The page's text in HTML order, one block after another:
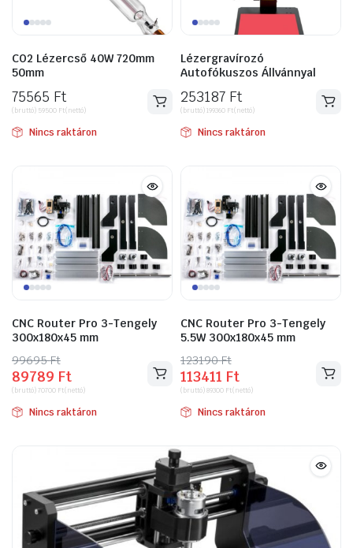
CO2 Lézercső 40W 720mm
50mm
75565 Ft
(bruttó) 59500 Ft(nettó)
Nincs raktáron
Lézergravírozó
Autofókuszos Állvánnyal
253187 Ft
(bruttó)199360 Ft(nettó)
Nincs raktáron
CNC Router Pro 3-Tengely
300x180x45 mm
99695Ft
Original
price
was:
99695 Ft.
89789 Ft
Current
price
is:
89789 Ft.
(bruttó)70700 Ft(nettó)
Nincs raktáron
CNC Router Pro 3-Tengely
5.5W 300x180x45 mm
123190Ft
Original
price
was:
123190 Ft.
113411 Ft
Current
price
is:
113411 Ft.
(bruttó)89300 Ft(nettó)
Nincs raktáron